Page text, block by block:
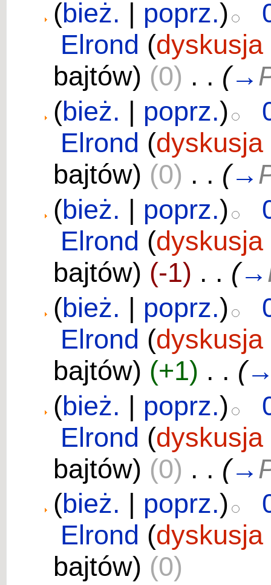
(bież. poprz.)
Elrond (dyskusja
bajtów) (0) . . (→
(bież. | poprz.)
Elrond (dyskusja
bajtów) (0) . . (→
(bież. | poprz.)
Elrond (dyskusja
bajtów) (-1) . . (→
(bież. | poprz.)
Elrond (dyskusja
bajtów) (+1) . . (
(bież. | poprz.)
Elrond (dyskusja
bajtów) (0) . . (→
(bież. poprz.)
Elrond (dyskusja
bajtów) (0)